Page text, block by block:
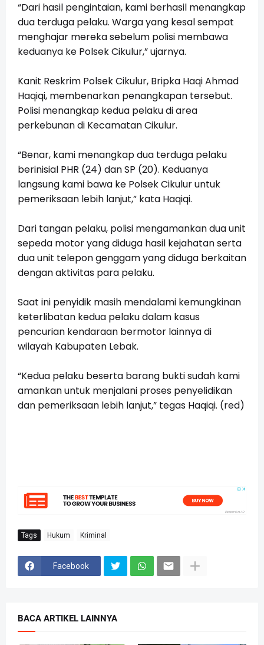
“Dari hasil pengintaian, kami berhasil menangkap
dua terduga pelaku. Warga yang kesal sempat
menghajar mereka sebelum polisi membawa
keduanya ke Polsek Cikulur,” ujarnya.
Kanit Reskrim Polsek Cikulur, Bripka Haqi Ahmad
Haqiqi, membenarkan penangkapan tersebut.
Polisi menangkap kedua pelaku di area
perkebunan di Kecamatan Cikulur.
“Benar, kami menangkap dua terduga pelaku
berinisial PHR (24) dan SP (20). Keduanya
langsung kami bawa ke Polsek Cikulur untuk
pemeriksaan lebih lanjut,” kata Haqiqi.
Dari tangan pelaku, polisi mengamankan dua unit
sepeda motor yang diduga hasil kejahatan serta
dua unit telepon genggam yang diduga berkaitan
dengan aktivitas para pelaku.
Saat ini penyidik masih mendalami kemungkinan
keterlibatan kedua pelaku dalam kasus
pencurian kendaraan bermotor lainnya di
wilayah Kabupaten Lebak.
“Kedua pelaku beserta barang bukti sudah kami
amankan untuk menjalani proses penyelidikan
dan pemeriksaan lebih lanjut,” tegas Haqiqi. (red)
Tags Hukum Kriminal
Facebook
BACA ARTIKEL LAINNYA